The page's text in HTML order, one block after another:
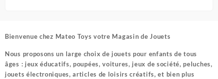
Bienvenue chez Mateo Toys votre Magasin de Jouets
Nous proposons un large choix de jouets pour enfants de tous
âges : jeux éducatifs, poupées, voitures, jeux de société, peluches,
jouets électroniques, articles de loisirs créatifs, et bien plus